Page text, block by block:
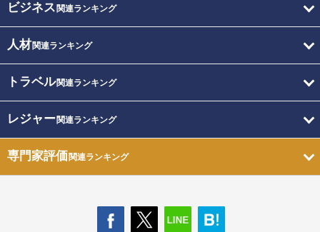
ビジネス 関連ランキング
人材関連ランキング
トラベル関連ランキング
レジャー関連ランキング
専門家評価関連ランキング